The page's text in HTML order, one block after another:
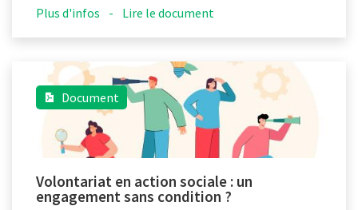
Plus d'infos
- Lire le document
Document
Volontariat en action sociale : un
engagement sans condition ?